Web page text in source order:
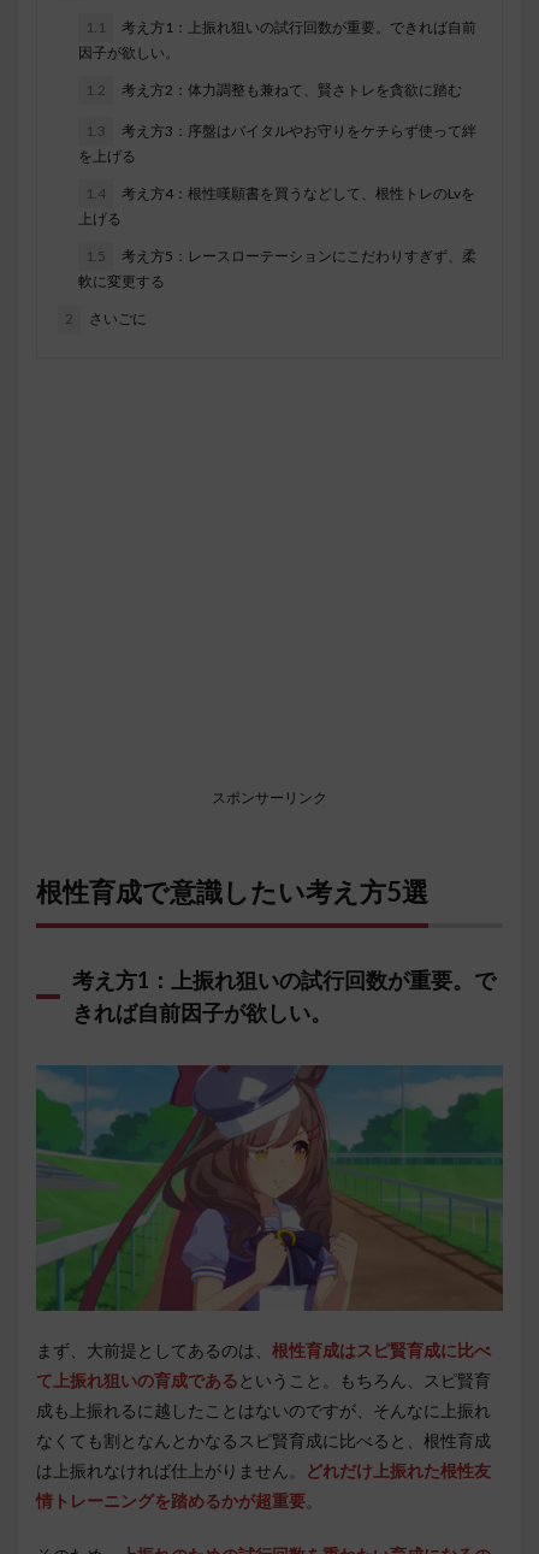
1.1
考え方1：上振れ狙いの試行回数が重要。できれば自前
因子が欲しい。
1.2 考え方2：体力調整も兼ねて、賢さトレを貪欲に踏む
1.3
考え方3：序盤はバイタルやお守りをケチらず使って絆
を上げる
1.4
考え方4：根性嘆願書を買うなどして、根性トレのLvを
上げる
1.5
考え方5：レースローテーションにこだわりすぎず、柔
軟に変更する
2 さいごに
スポンサーリンク
根性育成で意識したい考え方5選
考え方1：上振れ狙いの試行回数が重要。で
きれば自前因子が欲しい。
まず、大前提としてあるのは、 根性育成はスピ賢育成に比べ
て上振れ狙いの育成であるということ。もちろん、スピ賢育
成も上振れるに越したことはないのですが、そんなに上振れ
なくても割となんとかなるスピ賢育成に比べると、根性育成
は上振れなければ仕上がりません。
どれだけ上振れた根性友
情トレーニングを踏めるかが超重要。